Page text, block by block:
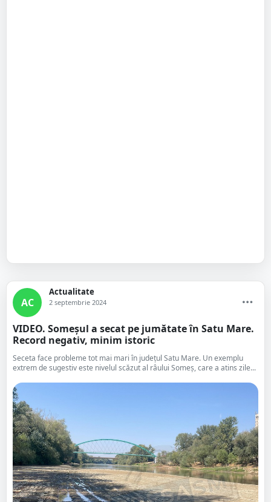
AC
Actualitate
2 septembrie 2024
VIDEO. Someșul a secat pe jumătate în Satu Mare.
Record negativ, minim istoric
Seceta face probleme tot mai mari în județul Satu Mare. Un exemplu
extrem de sugestiv este nivelul scăzut al râului Someș, care a atins zile...